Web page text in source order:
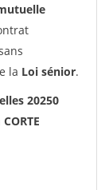
la Loi sénior.
20250
CORTE